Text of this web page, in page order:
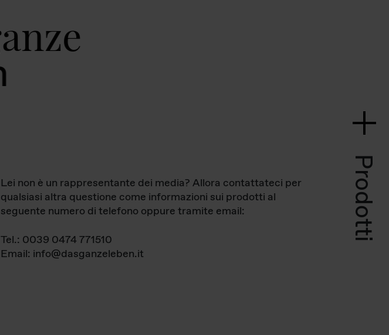
ganz
Prodotti
Lei non è un rappresentante dei media? Allora contattateci per
qualsiasi altra questione come informazioni sui prodotti al
seguente numero di telefono oppure tramite email:
Tel.: 0039 0474 771510
Email: info@dasganzeleben.it